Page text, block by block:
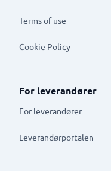
Terms of use
Cookie Policy
For leverandører
For leverandører
Leverandørportalen